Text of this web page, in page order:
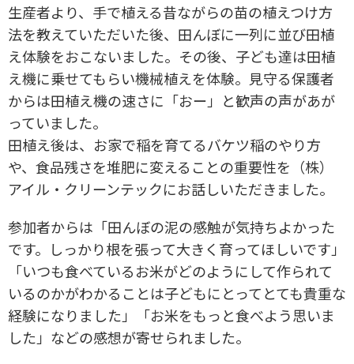
生産者より、手で植える昔ながらの苗の植えつけ方
法を教えていただいた後、田んぼに一列に並び田植
え体験をおこないました。その後、子ども達は田植
え機に乗せてもらい機械植えを体験。見守る保護者
からは田植え機の速さに「おー」と歓声の声があが
っていました。
田植え後は、お家で稲を育てるバケツ稲のやり方
や、食品残さを堆肥に変えることの重要性を（株）
アイル・クリーンテックにお話しいただきました。
参加者からは「田んぼの泥の感触が気持ちよかった
です。しっかり根を張って大きく育ってほしいです」
「いつも食べているお米がどのようにして作られて
いるのかがわかることは子どもにとってとても貴重な
経験になりました」「お米をもっと食べよう思いま
した」などの感想が寄せられました。